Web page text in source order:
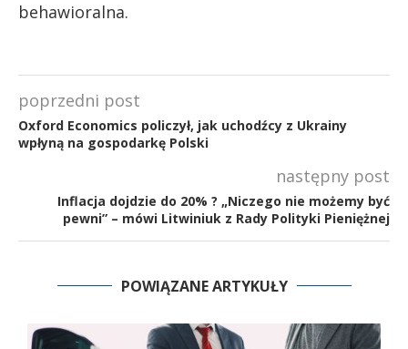
behawioralna.
poprzedni post
Oxford Economics policzył, jak uchodźcy z Ukrainy
wpłyną na gospodarkę Polski
następny post
Inflacja dojdzie do 20% ? „Niczego nie możemy być
pewni” – mówi Litwiniuk z Rady Polityki Pieniężnej
POWIĄZANE ARTYKUŁY